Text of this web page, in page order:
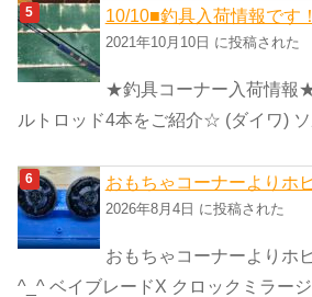
10/10■釣具入荷情報です
2021年10月10日 に投稿された
★釣具コーナー入荷情報
ルトロッド4本をご紹介☆ (ダイワ) ソ
おもちゃコーナーよりホ
2026年8月4日 に投稿された
おもちゃコーナーよりホ
^_^ ベイブレードX クロックミラー